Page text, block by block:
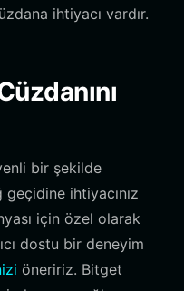
ihtiyacı vardır.
bir şekilde
ihtiyacınız
için özel olarak
dostu bir deneyim
öneririz. Bitget